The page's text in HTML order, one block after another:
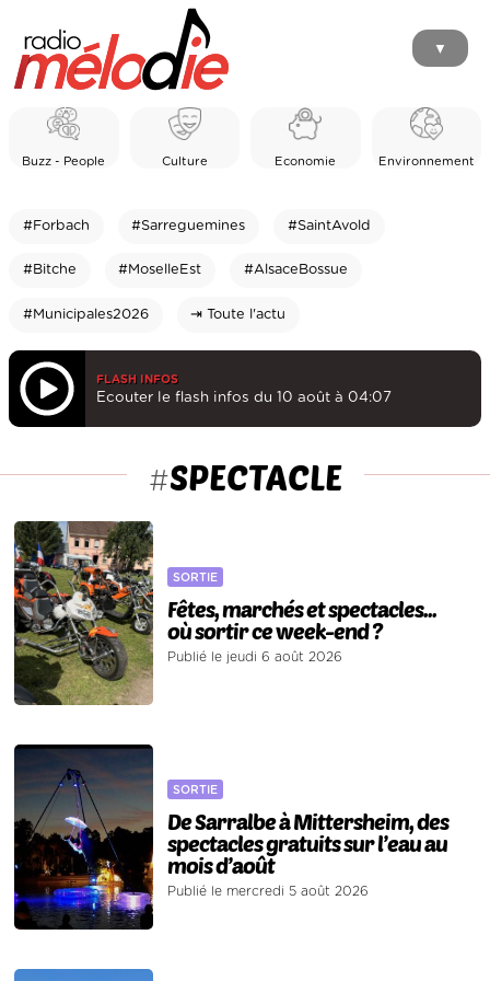
▼
Buzz - People Culture Economie Environnement
#Forbach #Sarreguemines #SaintAvold
#Bitche #MoselleEst #AlsaceBossue
#Municipales2026 ⇥ Toute l'actu
FLASH INFOS
Ecouter le flash infos du 10 août à 04:07
#SPECTACLE
SORTIE
Fêtes, marchés et spectacles...
où sortir ce week-end ?
Publié le jeudi 6 août 2026
SORTIE
De Sarralbe à Mittersheim, des
spectacles gratuits sur l’eau au
mois d’août
Publié le mercredi 5 août 2026